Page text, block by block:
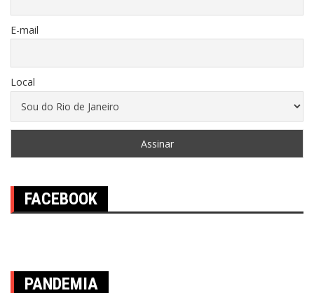
E-mail
Local
FACEBOOK
PANDEMIA